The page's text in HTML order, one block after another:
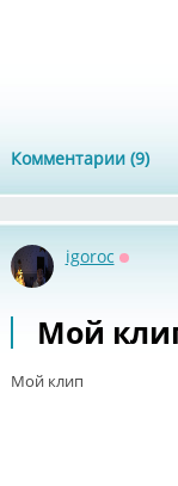
Комментарии (9)
igoroc
Мой
Мой клип